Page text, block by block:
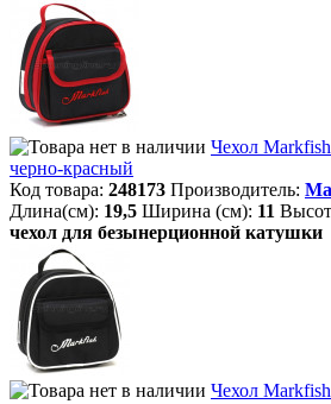
Чехол
черно-красный
Код товара: 248173 Производитель:
Длина(см): 19,5 Ширина (см): 11
чехол для безынерционной катушки
Чехол